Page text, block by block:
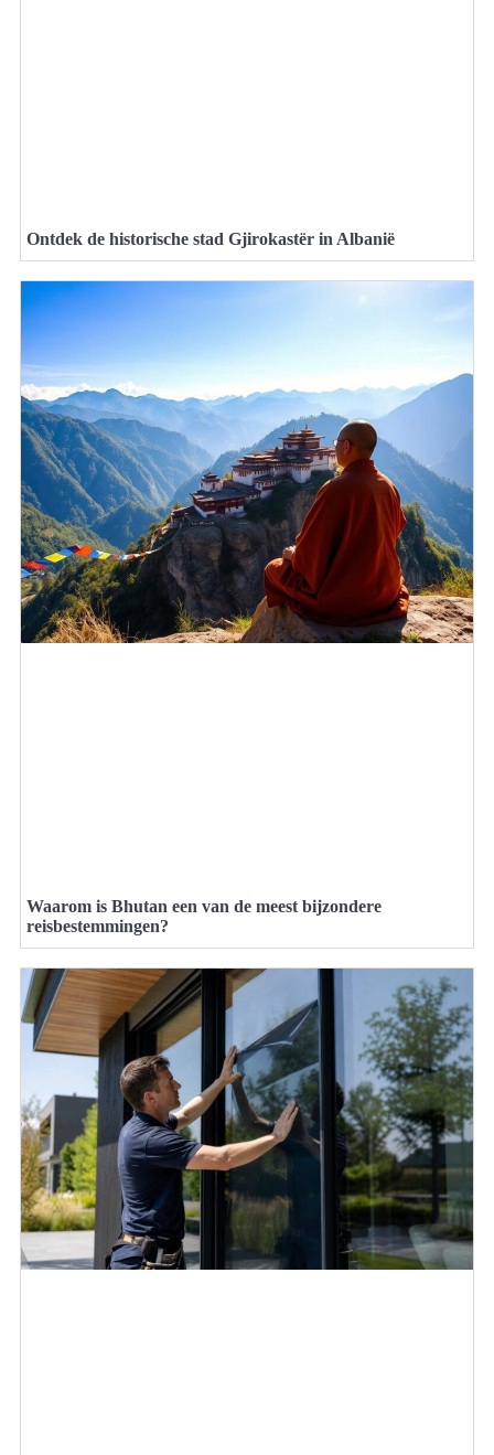
Ontdek de historische stad Gjirokastër in Albanië
Waarom is Bhutan een van de meest bijzondere
reisbestemmingen?